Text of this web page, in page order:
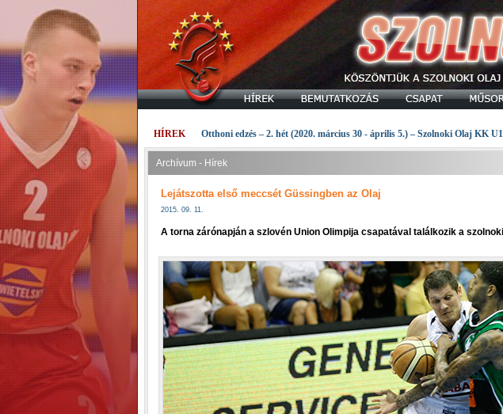
HÍREK Otthoni edzés – 2. hét (2020. március 30 - április 5.) – Szolnoki Olaj KK
Archívum - Hírek
Lejátszotta első meccsét Güssingben az Olaj
2015. 09. 11.
A torna zárónapján a szlovén Union Olimpija csapatával találkozik a